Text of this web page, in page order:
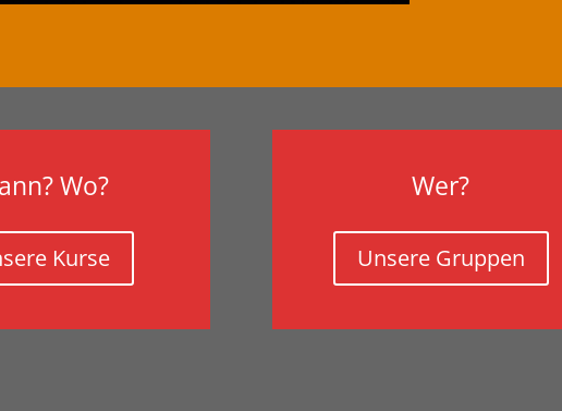
Wo?
Kurse
Wer?
Unsere Gruppen